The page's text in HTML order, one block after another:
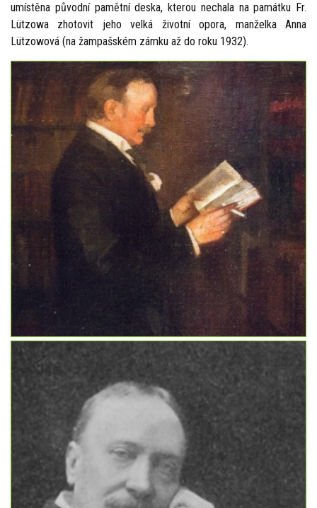
umístěna původní pamětní deska, kterou nechala na památku Fr.
Lützowa zhotovit jeho velká životní opora, manželka Anna
Lützowová (na žampašském zámku až do roku 1932).